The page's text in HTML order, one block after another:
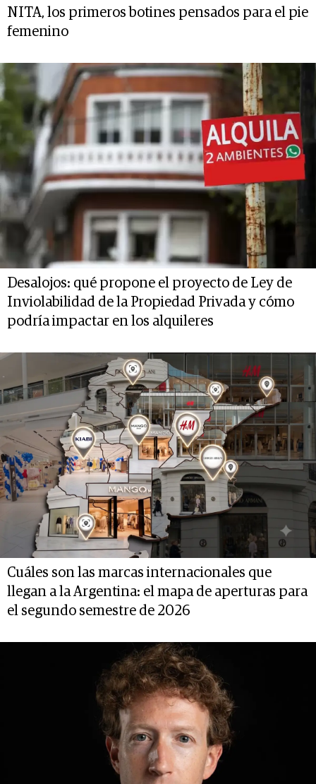
NITA, los primeros botines pensados para el pie
femenino
Desalojos: qué propone el proyecto de Ley de
Inviolabilidad de la Propiedad Privada y cómo
podría impactar en los alquileres
Cuáles son las marcas internacionales que
llegan a la Argentina: el mapa de aperturas para
el segundo semestre de 2026